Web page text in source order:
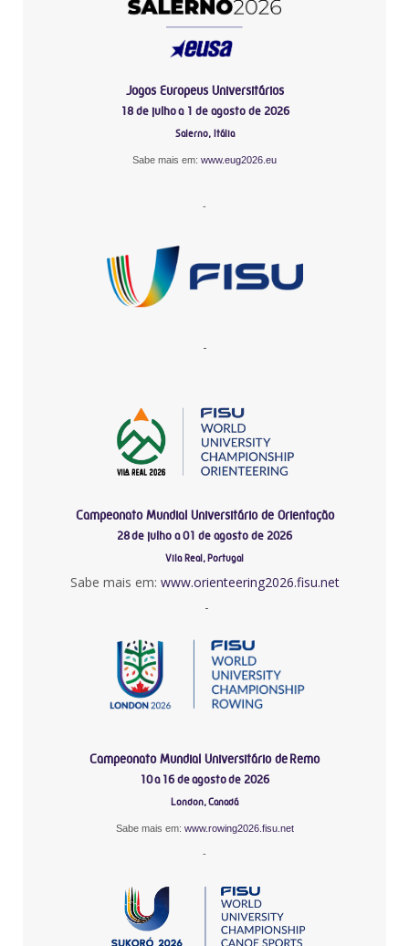
Jogos Europeus Universitários
18 de julho a 1 de agosto de 2026
Salerno, Itália
Sabe mais em: www.eug2026.eu
-
-
Campeonato Mundial Universitário de Orientação
28 de julho a 01 de agosto de 2026
Vila Real, Portugal
Sabe mais em: www.orienteering2026.fisu.net
-
Campeonato Mundial Universitário de Remo
10 a 16 de agosto de 2026
London, Canadá
Sabe mais em: www.rowing2026.fisu.net
-